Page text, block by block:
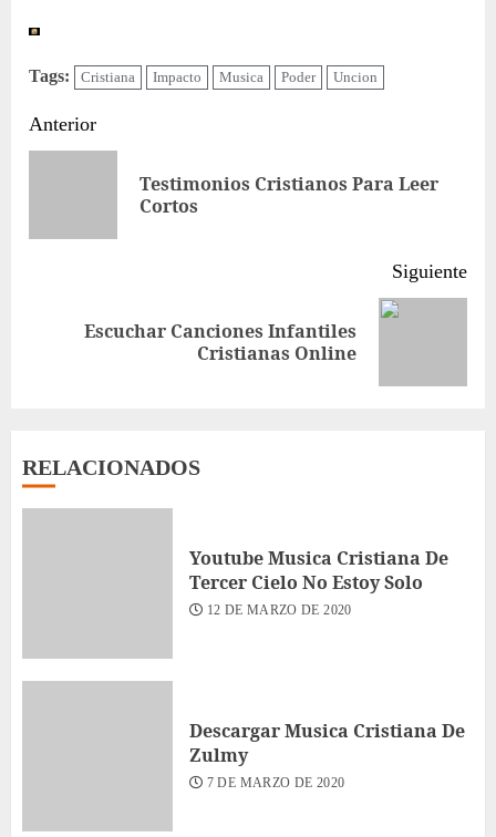
Tags: Cristiana Impacto Musica Poder Uncion
Sigue
Anterior
Testimonios Cristianos Para Leer
Cortos
Siguiente
SiguienteEscuchar Canciones Infantiles
Cristianas Online
RELACIONADOS
Youtube Musica Cristiana De
Tercer Cielo No Estoy Solo
12 DE MARZO DE 2020
Descargar Musica Cristiana De
Zulmy
7 DE MARZO DE 2020